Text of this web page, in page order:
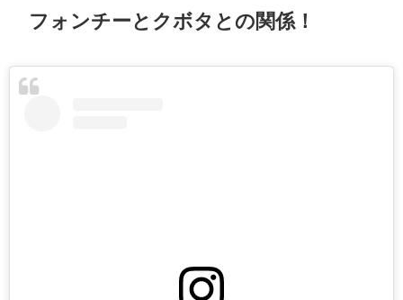
フォンチーとクボタとの関係！